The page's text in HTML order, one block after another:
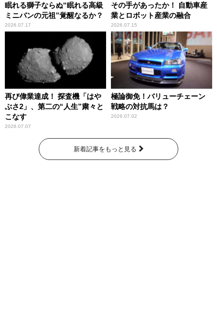
眠れる獅子ならぬ“眠れる高級
ミニバンの元祖”覚醒なるか？
2026.07.17
その手があったか！ 自動車産
業とロボット産業の融合
2026.07.15
再び偉業達成！ 探査機「はや
ぶさ2」、第二の“人生”粛々と
こなす
2026.07.07
極論御免！バリューチェーン
戦略の対抗馬は？
2026.07.02
新着記事をもっと見る